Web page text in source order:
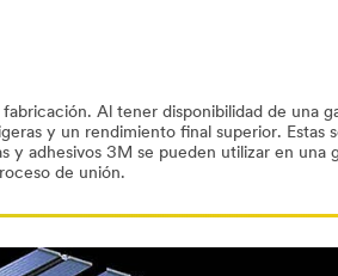
Al tener disponibilidad de una
y un rendimiento final superior. Estas
adhesivos 3M se pueden utilizar en una
de unión.